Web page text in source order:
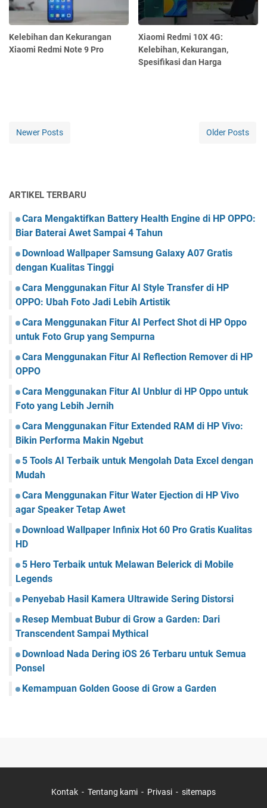
Kelebihan dan Kekurangan
Xiaomi Redmi Note 9 Pro
Xiaomi Redmi 10X 4G:
Kelebihan, Kekurangan,
Spesifikasi dan Harga
Newer Posts Older Posts
ARTIKEL TERBARU
Cara Mengaktifkan Battery Health Engine di HP OPPO:
Biar Baterai Awet Sampai 4 Tahun
Download Wallpaper Samsung Galaxy A07 Gratis
dengan Kualitas Tinggi
Cara Menggunakan Fitur AI Style Transfer di HP
OPPO: Ubah Foto Jadi Lebih Artistik
Cara Menggunakan Fitur AI Perfect Shot di HP Oppo
untuk Foto Grup yang Sempurna
Cara Menggunakan Fitur AI Reflection Remover di HP
OPPO
Cara Menggunakan Fitur AI Unblur di HP Oppo untuk
Foto yang Lebih Jernih
Cara Menggunakan Fitur Extended RAM di HP Vivo:
Bikin Performa Makin Ngebut
5 Tools AI Terbaik untuk Mengolah Data Excel dengan
Mudah
Cara Menggunakan Fitur Water Ejection di HP Vivo
agar Speaker Tetap Awet
Download Wallpaper Infinix Hot 60 Pro Gratis Kualitas
HD
5 Hero Terbaik untuk Melawan Belerick di Mobile
Legends
Penyebab Hasil Kamera Ultrawide Sering Distorsi
Resep Membuat Bubur di Grow a Garden: Dari
Transcendent Sampai Mythical
Download Nada Dering iOS 26 Terbaru untuk Semua
Ponsel
Kemampuan Golden Goose di Grow a Garden
Kontak Tentang kami Privasi sitemaps